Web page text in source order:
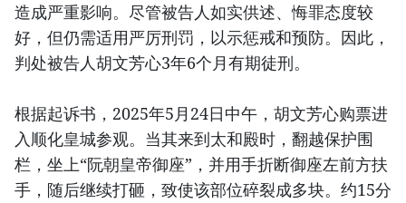
造成严重影响。尽管被告人如实供述、悔罪态度较
好，但仍需适用严厉刑罚，以示惩戒和预防。因此，
判处被告人胡文芳心3年6个月有期徒刑。
根据起诉书，2025年5月24日中午，胡文芳心购票进
入顺化皇城参观。当其来到太和殿时，翻越保护围
栏，坐上“阮朝皇帝御座”，并用手折断御座左前方扶
手，随后继续打砸，致使该部位碎裂成多块。约15分